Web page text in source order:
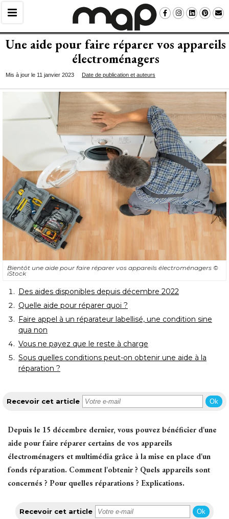
Une aide pour faire réparer vos appareils
électroménagers
Mis à jour le 11 janvier 2023 Date de publication et auteurs
Bientôt une aide pour faire réparer vos appareils électroménagers ©
iStock
Des aides disponibles depuis décembre 2022
Quelle aide pour réparer quoi ?
Faire appel à un réparateur labellisé, une condition sine
qua non
Vous ne payez que le reste à charge
Sous quelles conditions peut-on obtenir une aide à la
réparation ?
Recevoir cet article Ok
Depuis le 15 décembre dernier, vous pouvez bénéficier d'une
aide pour faire réparer certains de vos appareils
électroménagers et multimédia grâce à la mise en place d'un
fonds réparation. Comment l'obtenir ? Quels appareils sont
concernés ? Pour quelles réparations ? Explications.
Recevoir cet article Ok